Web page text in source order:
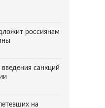
россиянам
санкций
на